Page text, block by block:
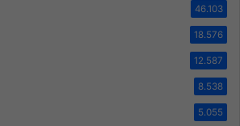
46.103
18.576
12.587
8.538
5.055